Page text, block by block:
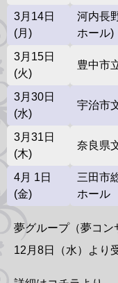
3月14日
(月)
河内長
ホール)
3月15日
(火)
豊中市
3月30日
(水)
宇治市
3月31日
(木)
奈良県
4月 1日
(金)
三田市
ホール
夢グループ（夢コン
12月8日（水）より